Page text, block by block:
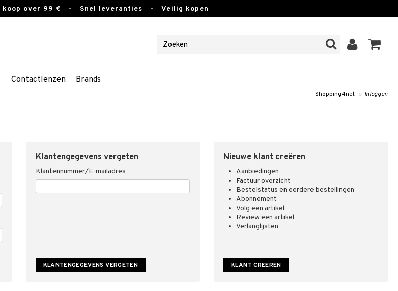
over 99 € - Snel leveranties - Veilig kopen
Contactlenzen Brands
Shopping4net » Inloggen
Klantengegevens vergeten
Klantennummer/E-mailadres
Nieuwe klant creëren
Aanbiedingen
Factuur overzicht
Bestelstatus en eerdere bestellingen
Abonnement
Volg een artikel
Review een artikel
Verlanglijsten
KLANT CREEREN